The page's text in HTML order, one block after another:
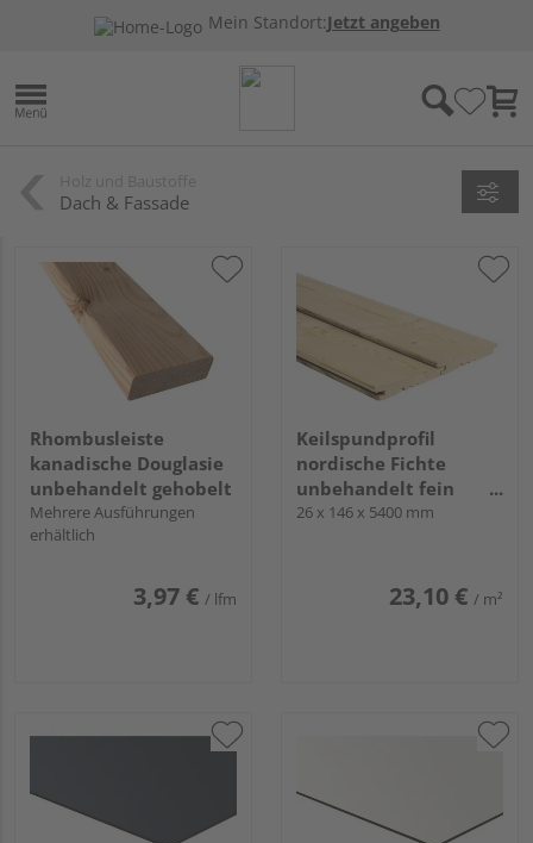
Mein Standort:Jetzt angeben
Dach & Fassade
Rhombusleiste
kanadische Douglasie
unbehandelt gehobelt
Mehrere Ausführungen
erhältlich
3,97 € / lfm
Keilspundprofil
nordische Fichte
unbehandelt fein
gesägt u/s
26 x 146 x 5400 mm
23,10 € / m²